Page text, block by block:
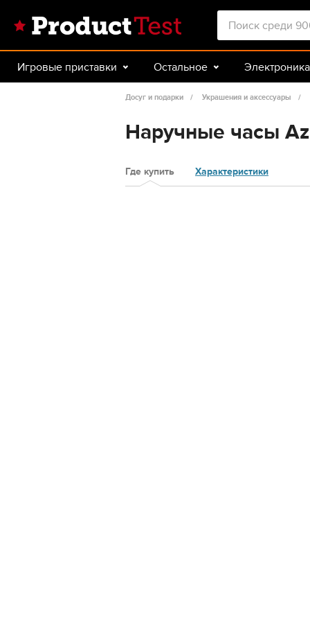
Игровые приставки Остальное Электроника
Авто Спорт и туризм
Досуг и подарки Украшения и аксессуары
Наручные часы
Где купить Характеристики